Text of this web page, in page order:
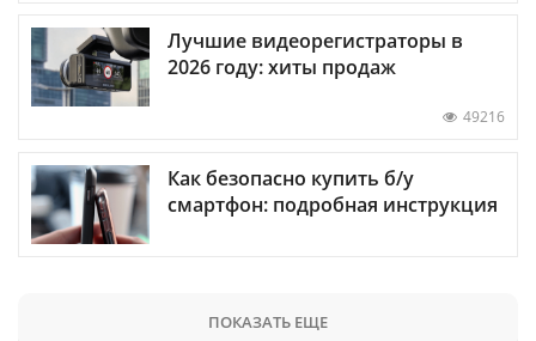
Лучшие видеорегистраторы в
2026 году: хиты продаж
49216
Как безопасно купить б/у
смартфон: подробная инструкция
ПОКАЗАТЬ ЕЩЕ